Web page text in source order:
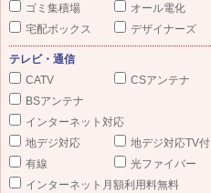
ゴミ集積場
オール電化
宅配ボックス
デザイナーズ
テレビ・通信
CATV
CSアンテナ
BSアンテナ
インターネット対応
地デジ対応
地デジ対応TV付
有線
光ファイバー
インターネット月額利用料無料